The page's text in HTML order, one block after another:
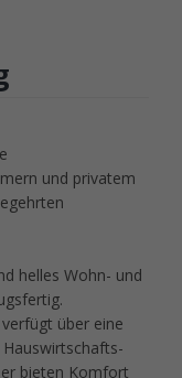
und privatem
helles Wohn- und
über eine
bieten Komfort